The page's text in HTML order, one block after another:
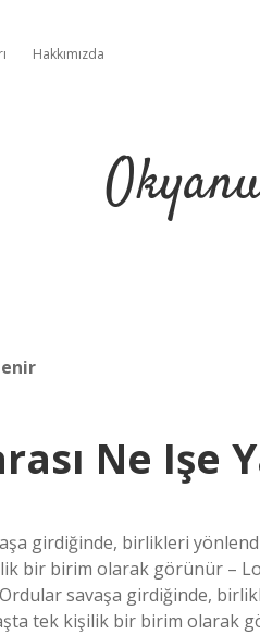
Hakkımızda
Ne Işe
girdiğinde, birlikleri
bir birim olarak görünür –
savaşa girdiğinde,
tek kişilik bir birim olarak